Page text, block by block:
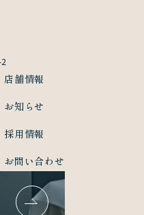
店舗情報
お知らせ
採用情報
お問い合わせ